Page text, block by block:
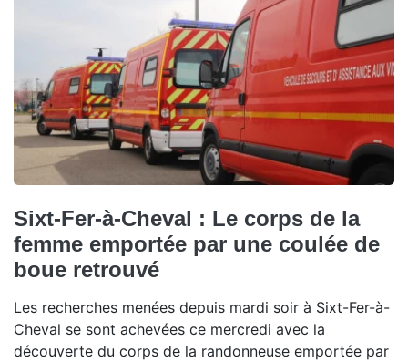
Sixt-Fer-à-Cheval : Le corps de la
femme emportée par une coulée de
boue retrouvé
Les recherches menées depuis mardi soir à Sixt-Fer-à-
Cheval se sont achevées ce mercredi avec la
découverte du corps de la randonneuse emportée par